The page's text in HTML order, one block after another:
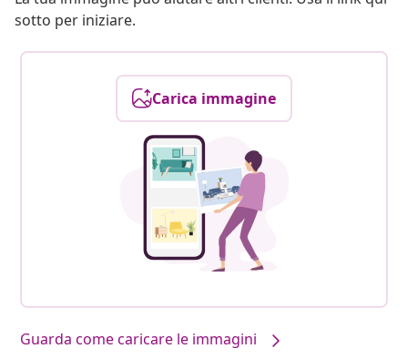
sotto per iniziare.
Carica immagine
Guarda come caricare le immagini